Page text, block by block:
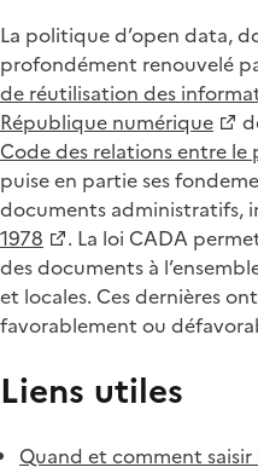
La politique d’open data,
profondément renouvelé
de réutilisation des
République numérique
Code des relations entre
puise en partie ses
documents administratifs,
1978
. La loi CADA
des documents à
et locales. Ces dernières
favorablement ou
Liens utiles
Quand et comment saisir